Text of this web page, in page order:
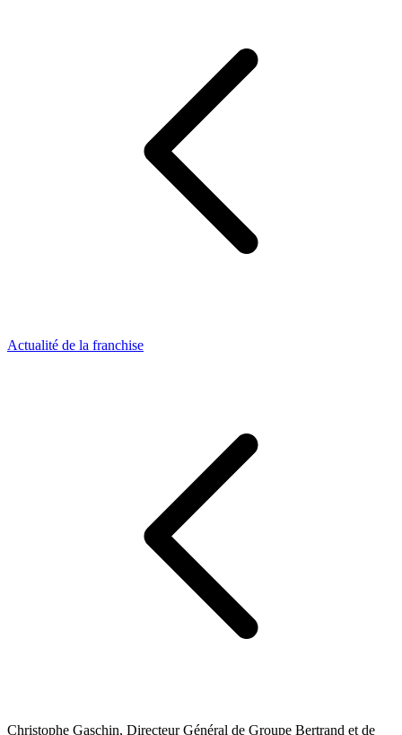
Actualité de la franchise
Christophe Gaschin, Directeur Général de Groupe Bertrand et de